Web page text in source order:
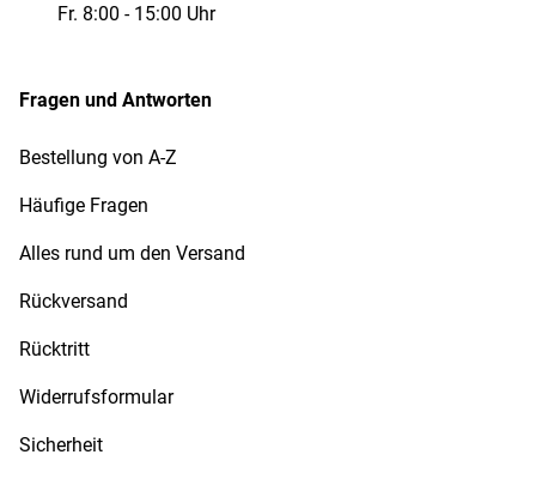
Fr. 8:00 - 15:00 Uhr
Fragen und Antworten
Bestellung von A-Z
Häufige Fragen
Alles rund um den Versand
Rückversand
Rücktritt
Widerrufsformular
Sicherheit